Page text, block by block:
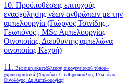
10. Προϋποθέσεις επιτυχούς
ενασχόλησης νέων ανθρώπων με την
αμπελουργία (Γιώργος Τσινίδης ,
Γεωπόνος , MSc Αμπελουργίας
Οινοποιίας, Διευθυντής αμπελώνα
οινοποιίας Κεχρή)
11. Βιώσιμη εκμετάλλευση οικογενειακού τύπου–
χαρακτηριστικά (Χαρούλα Σπινθηροπούλου, Γεωπόνος,
Οινολόγος, Δρ Αμπελουργίας)